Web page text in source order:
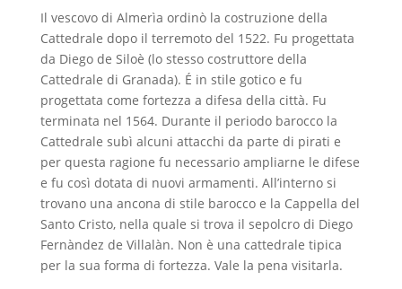
Il vescovo di Almerìa ordinò la costruzione della
Cattedrale dopo il terremoto del 1522. Fu progettata
da Diego de Siloè (lo stesso costruttore della
Cattedrale di Granada). É in stile gotico e fu
progettata come fortezza a difesa della città. Fu
terminata nel 1564. Durante il periodo barocco la
Cattedrale subì alcuni attacchi da parte di pirati e
per questa ragione fu necessario ampliarne le difese
e fu così dotata di nuovi armamenti. All’interno si
trovano una ancona di stile barocco e la Cappella del
Santo Cristo, nella quale si trova il sepolcro di Diego
Fernàndez de Villalàn. Non è una cattedrale tipica
per la sua forma di fortezza. Vale la pena visitarla.